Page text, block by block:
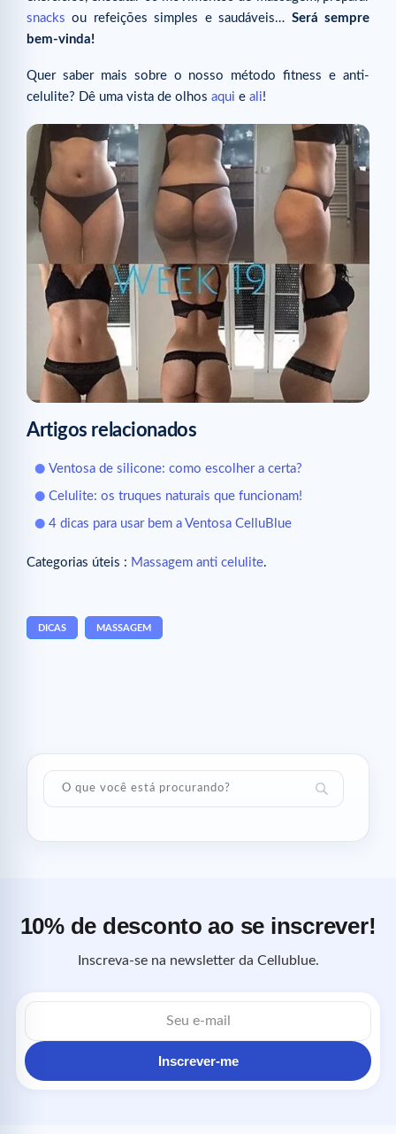
snacks ou refeições simples e saudáveis… Será sempre
bem-vinda!
Quer saber mais sobre o nosso método fitness e anti-
celulite? Dê uma vista de olhos aqui e ali!
Artigos relacionados
Ventosa de silicone: como escolher a certa?
Celulite: os truques naturais que funcionam!
4 dicas para usar bem a Ventosa CelluBlue
Categorias úteis : Massagem anti celulite.
DICAS MASSAGEM
10% de desconto ao se inscrever!
Inscreva-se na newsletter da Cellublue.
Endereço
de
Inscrever-me